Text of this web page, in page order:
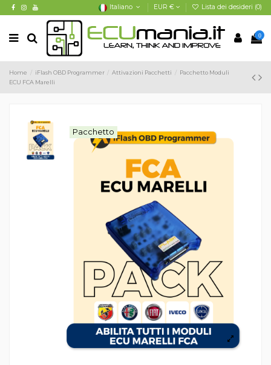
Italiano EUR € Lista dei desideri (0)
0
Home iFlash OBD Programmer Attivazioni Pacchetti
Pacchetto Moduli
ECU FCA Marelli
Pacchetto